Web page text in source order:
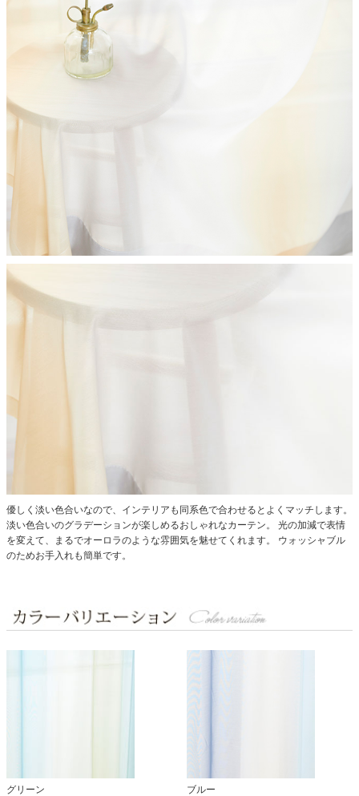
優しく淡い色合いなので、インテリアも同系色で合わせるとよくマッチします。
淡い色合いのグラデーションが楽しめるおしゃれなカーテン。
光の加減で表情
を変えて、まるでオーロラのような雰囲気を魅せてくれます。
ウォッシャブル
のためお手入れも簡単です。
グリーン ブルー